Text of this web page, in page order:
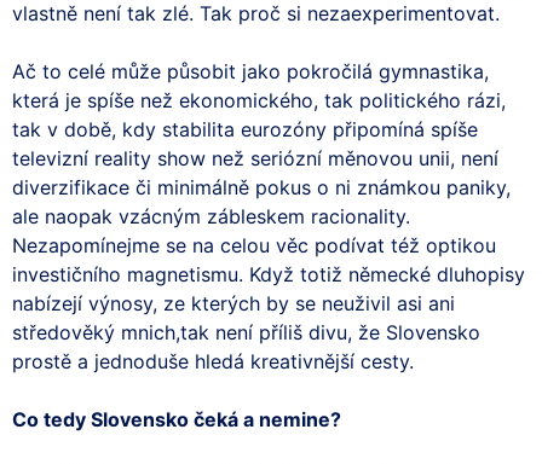
vlastně není tak zlé. Tak proč si nezaexperimentovat.
Ač to celé může působit jako pokročilá gymnastika,
která je spíše než ekonomického, tak politického rázi,
tak v době, kdy stabilita eurozóny připomíná spíše
televizní reality show než seriózní měnovou unii, není
diverzifikace či minimálně pokus o ni známkou paniky,
ale naopak vzácným zábleskem racionality.
Nezapomínejme se na celou věc podívat též optikou
investičního magnetismu. Když totiž německé dluhopisy
nabízejí výnosy, ze kterých by se neuživil asi ani
středověký mnich,tak není příliš divu, že Slovensko
prostě a jednoduše hledá kreativnější cesty.
Co tedy Slovensko čeká a nemine?